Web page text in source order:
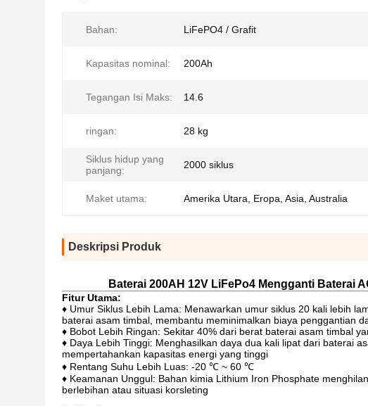
Bahan: LiFePO4 / Grafit
Kapasitas nominal: 200Ah
Tegangan Isi Maks: 14.6
ringan: 28 kg
Siklus hidup yang
panjang:
2000 siklus
Maket utama: Amerika Utara, Eropa, Asia, Australia
Deskripsi Produk
Baterai 200AH 12V LiFePo4 Mengganti Baterai
Fitur Utama:
♦ Umur Siklus Lebih Lama: Menawarkan umur siklus 20 kali lebih
baterai asam timbal, membantu meminimalkan biaya penggantian
♦ Bobot Lebih Ringan: Sekitar 40% dari berat baterai asam timbal
♦ Daya Lebih Tinggi: Menghasilkan daya dua kali lipat dari baterai
mempertahankan kapasitas energi yang tinggi
♦ Rentang Suhu Lebih Luas: -20 ℃ ~ 60 ℃
♦ Keamanan Unggul: Bahan kimia Lithium Iron Phosphate
berlebihan atau situasi korsleting